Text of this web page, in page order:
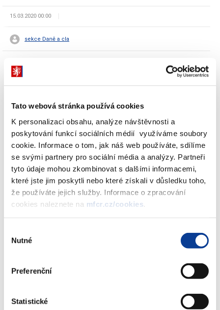
Tato webová stránka používá cookies
K personalizaci obsahu, analýze návštěvnosti a
poskytování funkcí sociálních médií využíváme soubory
cookie. Informace o tom, jak náš web používáte, sdílíme
se svými partnery pro sociální média a analýzy. Partneři
tyto údaje mohou zkombinovat s dalšími informacemi,
které jste jim poskytli nebo které získali v důsledku toho,
že používáte jejich služby. Informace o zpracování
cookies naleznete na mfcr.cz/cookies
souhlasu
Nutné
Preferenční
Statistické
15.03.2020 00:00
sekce Daně a cla
Od pondělí 16. 3. 2020 budou pracoviště Finanční správy
přístupná pro veřejnost v rozsahu úředních hodin podatelen.
Kontakt s veřejností bude probíhat v prostorách určených
správcem daně (finančním úřadem, územním pracovištěm).
Finanční správa reaguje na aktuální situaci
Zobrazeno Doporučeno 1920 ×